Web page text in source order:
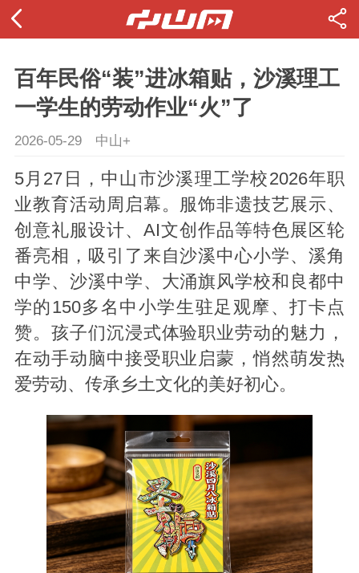
百年民俗“装”进冰箱贴，沙溪理工
一学生的劳动作业“火”了
2026-05-29 中山+
5月27日，中山市沙溪理工学校2026年职
业教育活动周启幕。服饰非遗技艺展示、
创意礼服设计、AI文创作品等特色展区轮
番亮相，吸引了来自沙溪中心小学、溪角
中学、沙溪中学、大涌旗风学校和良都中
学的150多名中小学生驻足观摩、打卡点
赞。孩子们沉浸式体验职业劳动的魅力，
在动手动脑中接受职业启蒙，悄然萌发热
爱劳动、传承乡土文化的美好初心。